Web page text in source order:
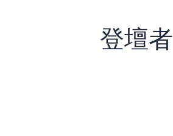
登壇者